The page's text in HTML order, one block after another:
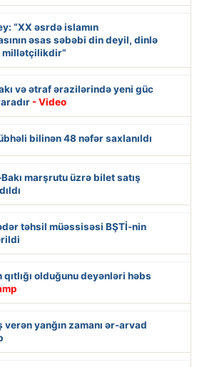
“XX əsrdə islamın
əsas səbəbi din deyil, dinlə
millətçilikdir”
və ətraf ərazilərində yeni güc
- Video
bilinən 48 nəfər saxlanıldı
marşrutu üzrə bilet satış
təhsil müəssisəsi BŞTİ-nin
olduğunu deyənləri həbs
yanğın zamanı ər-arvad